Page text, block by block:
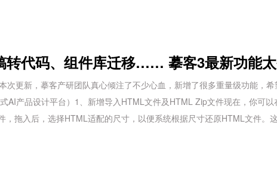
代码、组件库迁移…… 摹客3最新功能太
更新，摹客产研团队真心倾注了不少心血，新增了很多重量级功能，希
AI产品设计平台）1、新增导入HTML文件及HTML Zip文件现在，你可以
拖入后，选择HTML适配的尺寸，以便系统根据尺寸还原HTML文件。